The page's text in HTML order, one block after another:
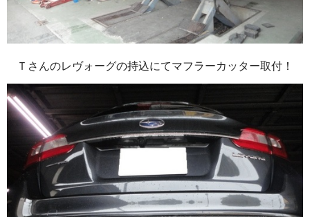
Ｔさんのレヴォーグの持込にてマフラーカッター取付！